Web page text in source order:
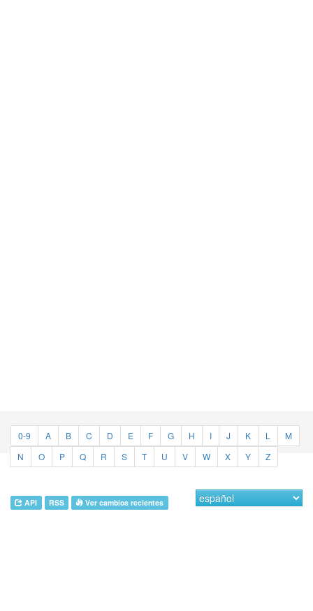
0-9 A B C D E F G H I J K L
M
N
O P Q R S T U V W X Y Z
API RSS Ver cambios recientes